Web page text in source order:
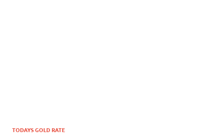
TODAYS GOLD RATE